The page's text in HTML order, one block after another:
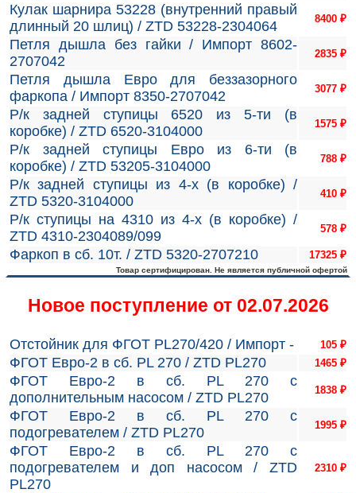
Кулак шарнира 53228 (внутренний правый
длинный 20 шлиц) / ZTD 53228-2304064
8400 ₽
Петля дышла без гайки / Импорт 8602-
2707042
2835 ₽
Петля дышла Евро для беззазорного
фаркопа / Импорт 8350-2707042
3077 ₽
Р/к задней ступицы 6520 из 5-ти (в
коробке) / ZTD 6520-3104000
1575 ₽
Р/к задней ступицы Евро из 6-ти (в
коробке) / ZTD 53205-3104000
788 ₽
Р/к задней ступицы из 4-х (в коробке) /
ZTD 5320-3104000
410 ₽
Р/к ступицы на 4310 из 4-х (в коробке) /
ZTD 4310-2304089/099
578 ₽
Фаркоп в сб. 10т. / ZTD 5320-2707210 17325 ₽
Товар сертифицирован. Не является публичной офертой
Новое поступление от 02.07.2026
Отстойник для ФГОТ PL270/420 / Импорт - 105 ₽
ФГОТ Евро-2 в сб. PL 270 / ZTD PL270 1465 ₽
ФГОТ Евро-2 в сб. PL 270 с
дополнительным насосом / ZTD PL270
1838 ₽
ФГОТ Евро-2 в сб. PL 270 с
подогревателем / ZTD PL270
1995 ₽
ФГОТ Евро-2 в сб. PL 270 с
подогревателем и доп насосом / ZTD
PL270
2310 ₽